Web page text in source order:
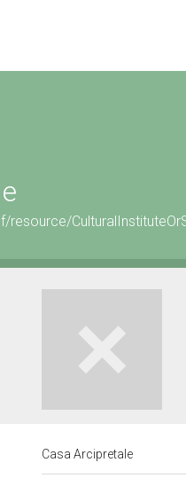
resource/
Casa Arcipretale